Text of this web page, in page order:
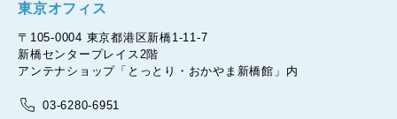
東京オフィス
〒105-0004 東京都港区新橋1-11-7
新橋センタープレイス2階
アンテナショップ「とっとり・おかやま新橋館」内
03-6280-6951